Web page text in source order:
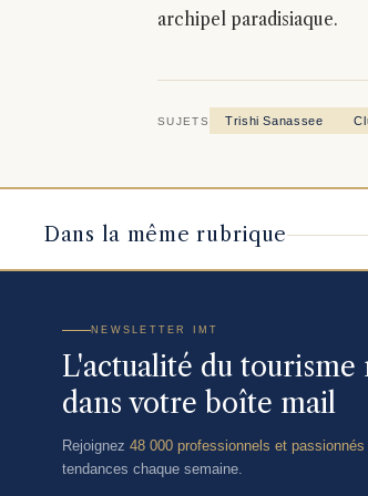
archipel paradisiaque.
SUJETS Trishi Sanassee
Dans la même rubrique
NEWSLETTER IMT
L'actualité du tourisme
dans votre boîte mail
Rejoignez 48 000 professionnels et passionnés
tendances chaque semaine.